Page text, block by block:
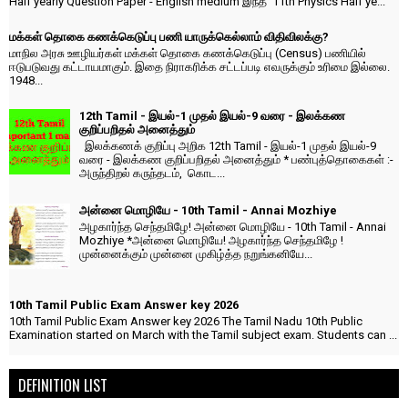
மக்கள் தொகை கணக்கெடுப்பு பணி யாருக்கெல்லாம் விதிவிலக்கு?
மாநில அரசு ஊழியர்கள் மக்கள் தொகை கணக்கெடுப்பு (Census) பணியில்
ஈடுபடுவது கட்டாயமாகும். இதை நிராகரிக்க சட்டப்படி எவருக்கும் உரிமை இல்லை.
1948...
12th Tamil - இயல்-1 முதல் இயல்-9 வரை - இலக்கண
குறிப்பறிதல் அனைத்தும்
இலக்கணக் குறிப்பு அறிக 12th Tamil - இயல்-1 முதல் இயல்-9
வரை - இலக்கண குறிப்பறிதல் அனைத்தும் * பண்புத்தொகைகள் :-
அருந்திறல் கருந்தடம், கொட...
அன்னை மொழியே - 10th Tamil - Annai Mozhiye
அழகார்ந்த செந்தமிழே! அன்னை மொழியே - 10th Tamil - Annai
Mozhiye *அன்னை மொழியே! அழகார்ந்த செந்தமிழே !
முன்னைக்கும் முன்னை முகிழ்த்த நறுங்கனியே...
10th Tamil Public Exam Answer key 2026
10th Tamil Public Exam Answer key 2026 The Tamil Nadu 10th Public
Examination started on March with the Tamil subject exam. Students can ...
DEFINITION LIST